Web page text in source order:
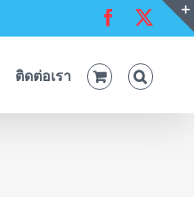
Facebook
ติดต่อเรา